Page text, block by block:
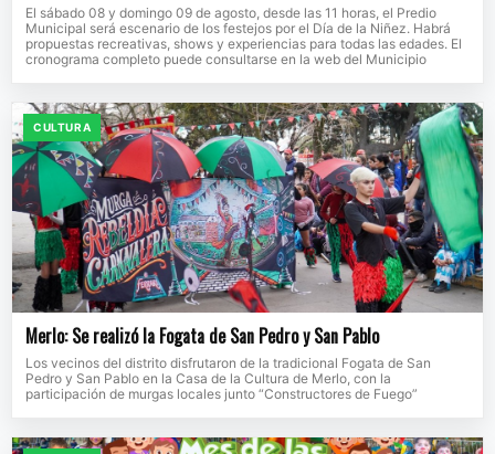
El sábado 08 y domingo 09 de agosto, desde las 11 horas, el Predio
Municipal será escenario de los festejos por el Día de la Niñez. Habrá
propuestas recreativas, shows y experiencias para todas las edades. El
cronograma completo puede consultarse en la web del Municipio
CULTURA
Merlo: Se realizó la Fogata de San Pedro y San Pablo
Los vecinos del distrito disfrutaron de la tradicional Fogata de San
Pedro y San Pablo en la Casa de la Cultura de Merlo, con la
participación de murgas locales junto “Constructores de Fuego”